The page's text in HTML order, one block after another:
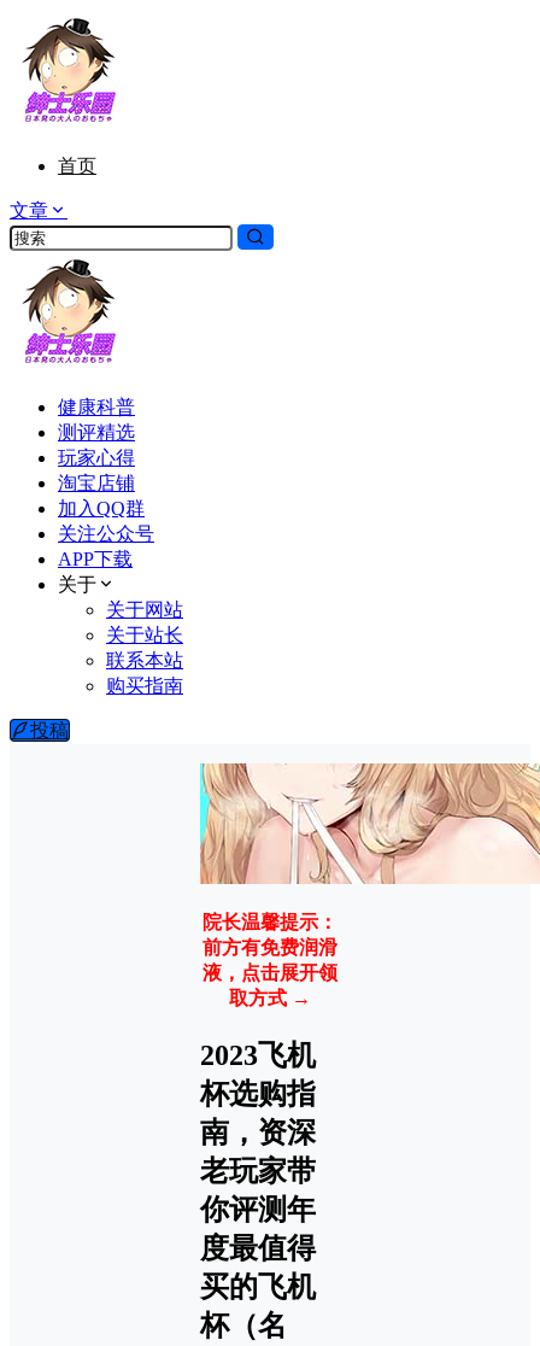
首页
文章
健康科普
测评精选
玩家心得
淘宝店铺
加入QQ群
关注公众号
APP下载
关于
关于网站
关于站长
联系本站
购买指南
投稿
院长温馨提示：
前方有免费润滑
液，点击展开领
取方式 →
2023飞机
杯选购指
南，资深
老玩家带
你评测年
度最值得
买的飞机
杯（名